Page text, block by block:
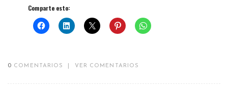
Comparte esto:
0 COMENTARIOS VER COMENTARIOS